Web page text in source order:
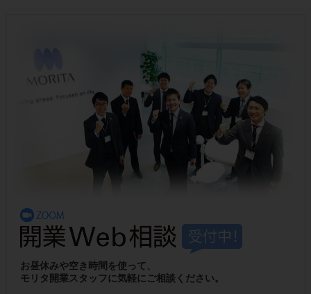
お昼休みや空き時間を使って、
モリタ開業スタッフに気軽にご相談ください。